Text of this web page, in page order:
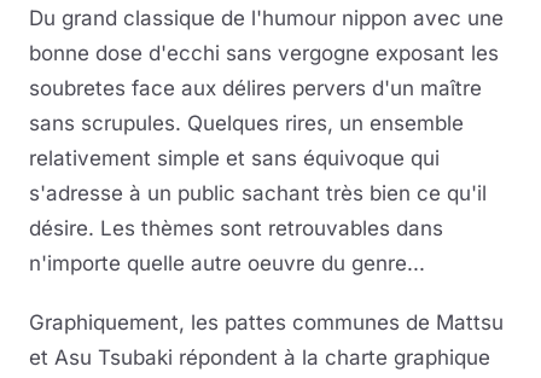
Du grand classique de l'humour nippon avec une
bonne dose d'ecchi sans vergogne exposant les
soubretes face aux délires pervers d'un maître
sans scrupules. Quelques rires, un ensemble
relativement simple et sans équivoque qui
s'adresse à un public sachant très bien ce qu'il
désire. Les thèmes sont retrouvables dans
n'importe quelle autre oeuvre du genre...
Graphiquement, les pattes communes de Mattsu
et Asu Tsubaki répondent à la charte graphique